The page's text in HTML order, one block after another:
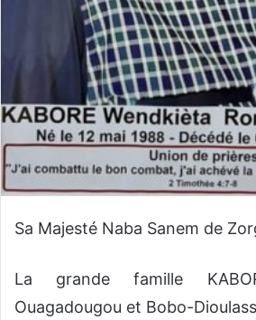
Sa Majesté Naba Sanem de
La grande famille
Ouagadougou et Bobo-